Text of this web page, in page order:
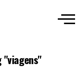
"viagens"